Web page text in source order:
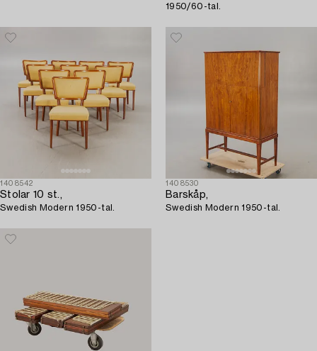
1950/60-tal.
1408542
Stolar 10 st.,
Swedish Modern 1950-tal.
1408530
Barskåp,
Swedish Modern 1950-tal.